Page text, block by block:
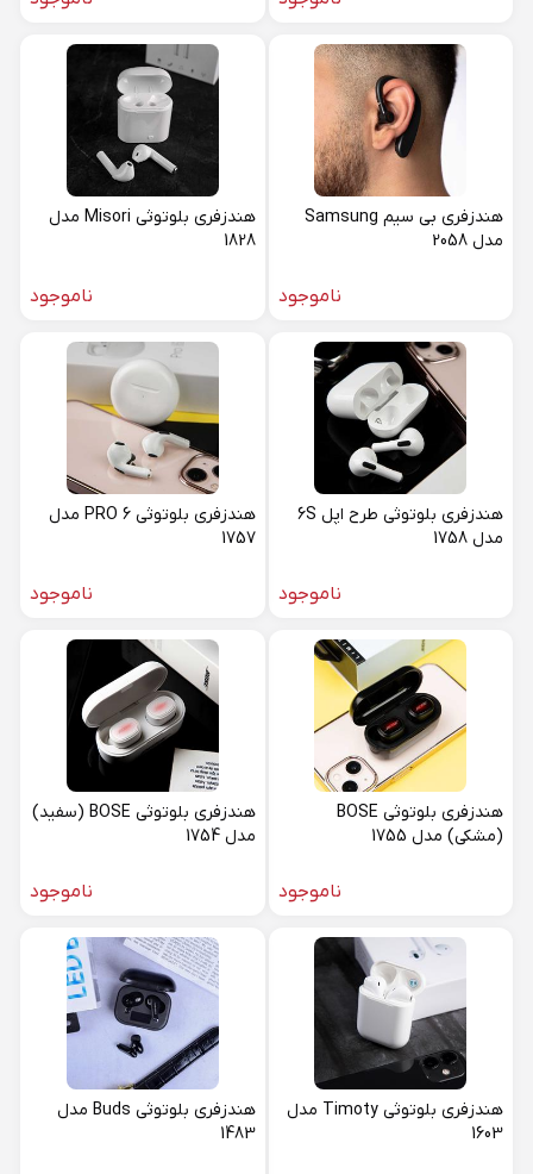
هندزفری بی سیم Samsung
مدل 2058
ناموجود
هندزفری بلوتوثی Misori مدل
1828
ناموجود
هندزفری بلوتوثی طرح اپل 6S
مدل 1758
ناموجود
هندزفری بلوتوثی PRO 6 مدل
1757
ناموجود
هندزفری بلوتوثی BOSE
(مشکی) مدل 1755
ناموجود
هندزفری بلوتوثی BOSE (سفید)
مدل 1754
ناموجود
هندزفری بلوتوثی Timoty مدل
1603
هندزفری بلوتوثی Buds مدل
1483